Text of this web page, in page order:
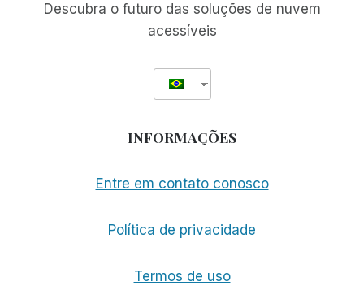
SEUS
COMENTÁRIOS
Descubra o futuro das soluções de nuvem
acessíveis
INFORMAÇÕES
Entre em contato conosco
Política de privacidade
Termos de uso